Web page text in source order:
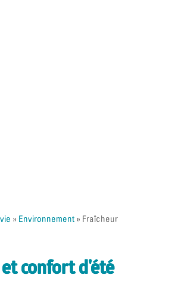
» Environnement » Fraîcheur
confort d'été